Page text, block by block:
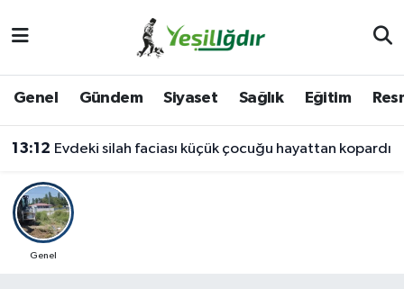
Genel Gündem Siyaset Sağlık Eğitim
13:12 Evdeki silah faciası küçük çocuğu hayattan kopardı
Genel
İğdir Namaz Vakitleri
Iğdır Trafik Yoğunluk Haritası
Süper Lig Puan Durumu ve Fikstür